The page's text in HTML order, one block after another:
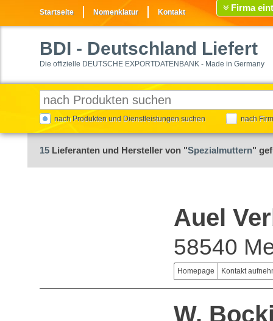
Startseite Nomenklatur Kontakt Firma
BDI - Deutschland Liefert
Die offizielle DEUTSCHE EXPORTDATENBANK - Made in Germany
nach Produkten und Dienstleistungen suchen nach
15 Lieferanten und Hersteller von "Spezialmuttern"
Auel
58540
Homepage Kontakt
W.